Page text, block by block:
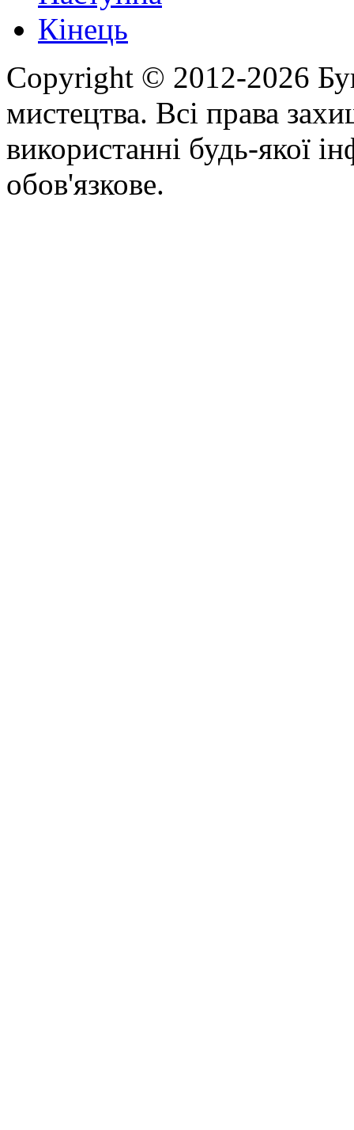
Кінець
Copyright © 2012-2026
мистецтва. Всі права
використанні будь-якої
обов'язкове.